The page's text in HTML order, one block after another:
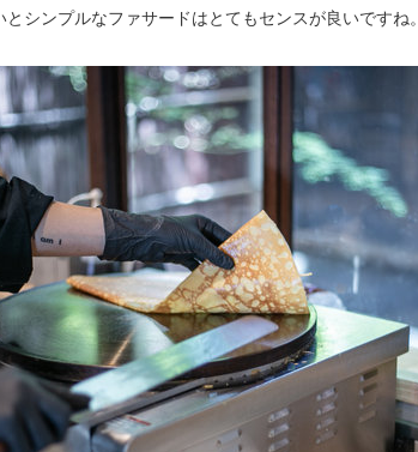
シンプルなファサードはとてもセンスが良いですね。